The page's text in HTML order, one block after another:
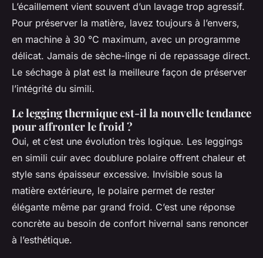
L’écaillement vient souvent d’un lavage trop agressif.
Pour préserver la matière, lavez toujours à l’envers,
en machine à 30 °C maximum, avec un programme
délicat. Jamais de sèche-linge ni de repassage direct.
Le séchage à plat est la meilleure façon de préserver
l’intégrité du simili.
Le legging thermique est-il la nouvelle tendance
pour affronter le froid ?
Oui, et c’est une évolution très logique. Les leggings
en simili cuir avec doublure polaire offrent chaleur et
style sans épaisseur excessive. Invisible sous la
matière extérieure, le polaire permet de rester
élégante même par grand froid. C’est une réponse
concrète au besoin de confort hivernal sans renoncer
à l’esthétique.